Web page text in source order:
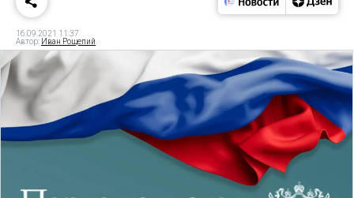
16.09.2021 11:37
Автор: Иван Рощепий